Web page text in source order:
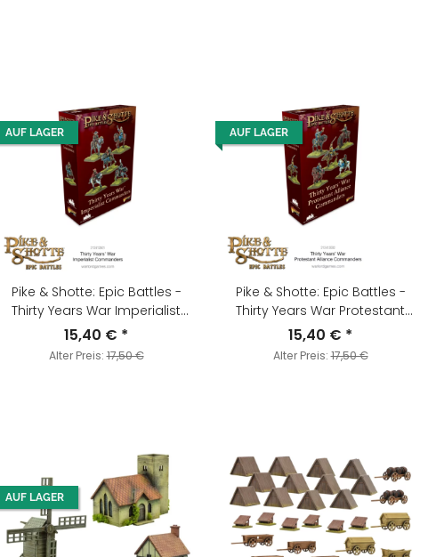
AUF LAGER
Pike & Shotte: Epic Battles -
Thirty Years War Imperialist
Commanders
15,40 € *
Alter Preis:17,50 €
AUF LAGER
Pike & Shotte: Epic Battles -
Thirty Years War Protestant
Alliance Commanders
15,40 € *
Alter Preis:17,50 €
AUF LAGER